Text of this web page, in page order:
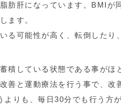
肪肝になっています。BMIが
ます。
る可能性が高く、転倒したり
積している状態である事が
善と運動療法を行う事で、改
りも、毎日30分でも行う方